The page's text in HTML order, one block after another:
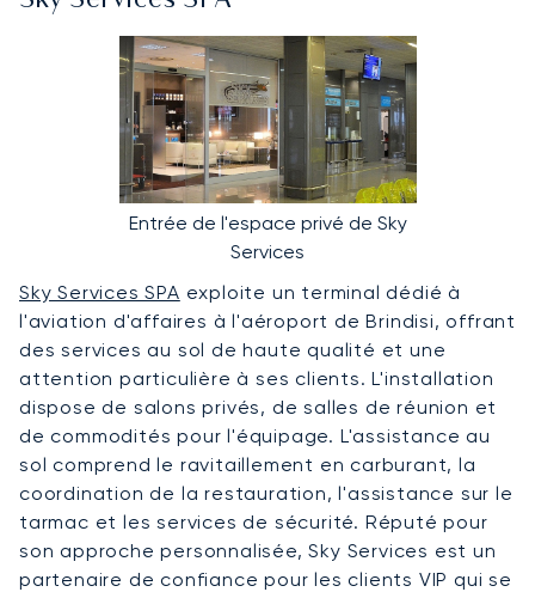
Entrée de l'espace privé de Sky
Services
Sky Services SPA exploite un terminal dédié à
l'aviation d'affaires à l'aéroport de Brindisi, offrant
des services au sol de haute qualité et une
attention particulière à ses clients. L'installation
dispose de salons privés, de salles de réunion et
de commodités pour l'équipage. L'assistance au
sol comprend le ravitaillement en carburant, la
coordination de la restauration, l'assistance sur le
tarmac et les services de sécurité. Réputé pour
son approche personnalisée, Sky Services est un
partenaire de confiance pour les clients VIP qui se